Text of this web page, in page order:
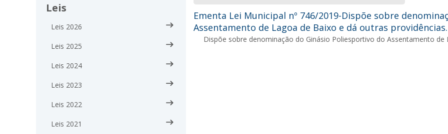
Leis
Leis 2026
Leis 2025
Leis 2024
Leis 2023
Leis 2022
Leis 2021
Ementa Lei Municipal nº 746/2019-Dispõe sobre
Assentamento de Lagoa de Baixo e dá outras providências.
Dispõe sobre denominação do Ginásio Poliesportivo do Assentamento